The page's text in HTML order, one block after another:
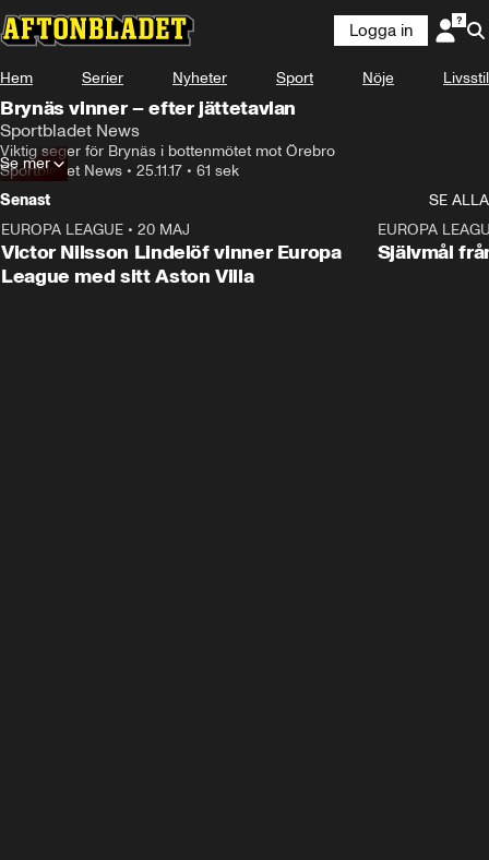
Logga in
Hem Serier Nyheter Sport Nöje Livsstil
Brynäs vinner – efter jättetavlan
Sportbladet News
Viktig seger för Brynäs i bottenmötet mot Örebro
Sportbladet News • 25.11.17 • 61 sek
Se mer
Senast
SE ALLA
EUROPA LEAGUE • 20 MAJ
Victor Nilsson Lindelöf vinner Europa
League med sitt Aston Villa
EUROPA
Självmål